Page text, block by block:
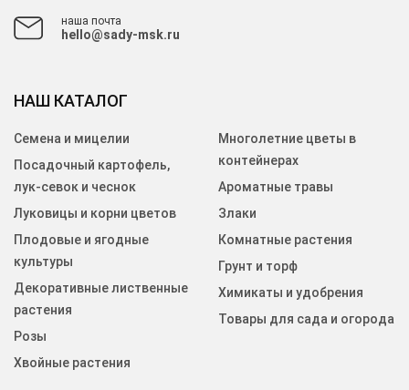
наша почта
hello@sady-msk.ru
НАШ КАТАЛОГ
Семена и мицелии
Посадочный картофель,
лук-севок и чеснок
Луковицы и корни цветов
Плодовые и ягодные
культуры
Декоративные лиственные
растения
Розы
Хвойные растения
Многолетние цветы в
контейнерах
Ароматные травы
Злаки
Комнатные растения
Грунт и торф
Химикаты и удобрения
Товары для сада и огорода